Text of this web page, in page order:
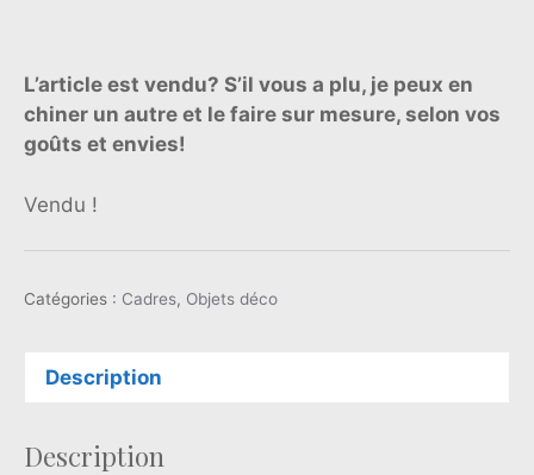
L’article est vendu? S’il vous a plu, je peux en
chiner un autre et le faire sur mesure, selon vos
goûts et envies!
Vendu !
Catégories : Cadres, Objets déco
Description
Description